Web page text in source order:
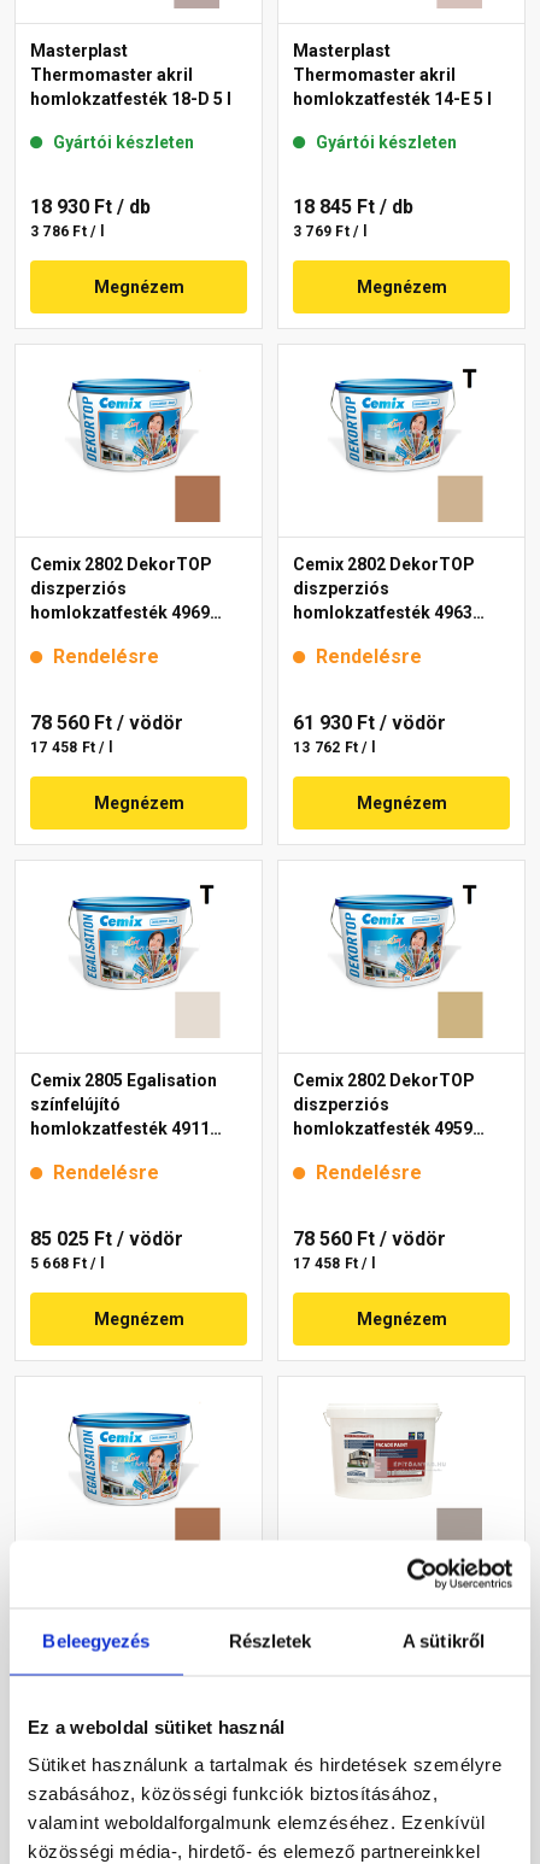
Beleegyezés Részletek A sütikről
Ez a weboldal sütiket használ
Sütiket használunk a tartalmak és hirdetések személyre
szabásához, közösségi funkciók biztosításához,
valamint weboldalforgalmunk elemzéséhez. Ezenkívül
közösségi média-, hirdető- és elemező partnereinkkel
Masterplast
Thermomaster akril
homlokzatfesték 18-D 5 l
Gyártói készleten
18 930 Ft / db
3 786 Ft / l
Megnézem
Masterplast
Thermomaster akril
homlokzatfesték 14-E 5 l
Gyártói készleten
18 845 Ft / db
3 769 Ft / l
Megnézem
Cemix 2802 DekorTOP
diszperziós
homlokzatfesték 4969
Rendelésre
78 560 Ft / vödör
17 458 Ft / l
Megnézem
Cemix 2802 DekorTOP
diszperziós
homlokzatfesték 4963
Rendelésre
61 930 Ft / vödör
13 762 Ft / l
Megnézem
Cemix 2805 Egalisation
színfelújító
homlokzatfesték 4911
Rendelésre
85 025 Ft / vödör
5 668 Ft / l
Megnézem
Cemix 2802 DekorTOP
diszperziós
homlokzatfesték 4959
Rendelésre
78 560 Ft / vödör
17 458 Ft / l
Megnézem
homlokzatfesték 4969
brown 15 l
118 695 Ft / vödör
Megnézem
homlokzatfesték 49-C 16 l
55 085 Ft / vödör
Megnézem